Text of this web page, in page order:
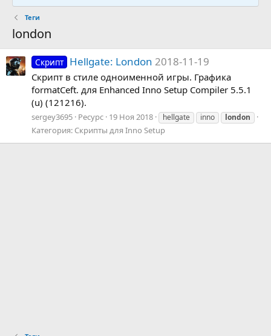
Теги
london
Скрипт Hellgate: London 2018-11-19
Скрипт в стиле одноименной игры. Графика
formatCeft. для Enhanced Inno Setup Compiler 5.5.1
(u) (121216).
sergey3695 Ресурс 19 Ноя 2018 hellgate inno london
Категория: Скрипты для Inno Setup